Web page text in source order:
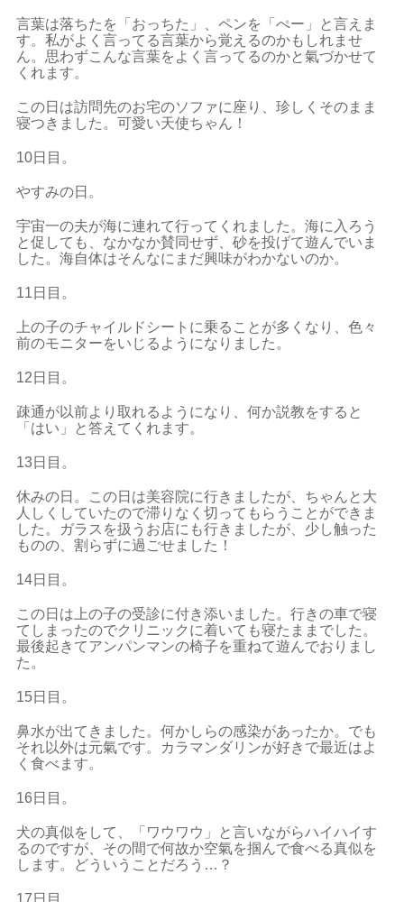
言葉は落ちたを「おっちた」、ペンを「ぺー」と言えま
す。私がよく言ってる言葉から覚えるのかもしれませ
ん。思わずこんな言葉をよく言ってるのかと氣づかせて
くれます。
この日は訪問先のお宅のソファに座り、珍しくそのまま
寝つきました。可愛い天使ちゃん！
10日目。
やすみの日。
宇宙一の夫が海に連れて行ってくれました。海に入ろう
と促しても、なかなか賛同せず、砂を投げて遊んでいま
した。海自体はそんなにまだ興味がわかないのか。
11日目。
上の子のチャイルドシートに乗ることが多くなり、色々
前のモニターをいじるようになりました。
12日目。
疎通が以前より取れるようになり、何か説教をすると
「はい」と答えてくれます。
13日目。
休みの日。この日は美容院に行きましたが、ちゃんと大
人しくしていたので滞りなく切ってもらうことができま
した。ガラスを扱うお店にも行きましたが、少し触った
ものの、割らずに過ごせました！
14日目。
この日は上の子の受診に付き添いました。行きの車で寝
てしまったのでクリニックに着いても寝たままでした。
最後起きてアンパンマンの椅子を重ねて遊んでおりまし
た。
15日目。
鼻水が出てきました。何かしらの感染があったか。でも
それ以外は元氣です。カラマンダリンが好きで最近はよ
く食べます。
16日目。
犬の真似をして、「ワウワウ」と言いながらハイハイす
るのですが、その間で何故か空氣を掴んで食べる真似を
します。どういうことだろう…？
17日目。